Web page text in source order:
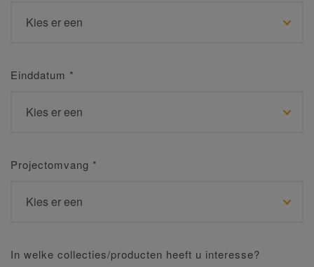
Einddatum *
Projectomvang *
In welke collecties/producten heeft u interesse?